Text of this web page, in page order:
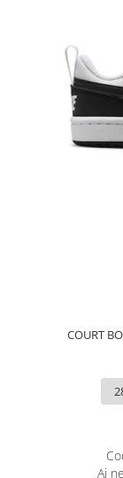
Slapi femei
COURT
Ai